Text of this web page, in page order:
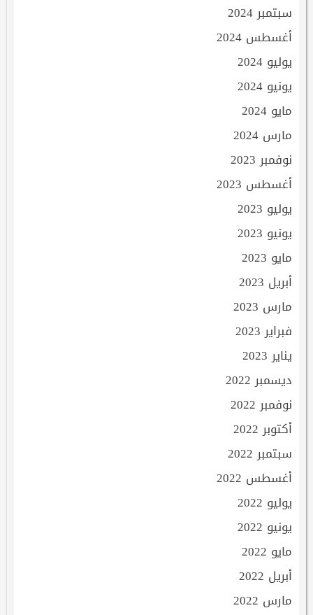
سبتمبر 2024
أغسطس 2024
يوليو 2024
يونيو 2024
مايو 2024
مارس 2024
نوفمبر 2023
أغسطس 2023
يوليو 2023
يونيو 2023
مايو 2023
أبريل 2023
مارس 2023
فبراير 2023
يناير 2023
ديسمبر 2022
نوفمبر 2022
أكتوبر 2022
سبتمبر 2022
أغسطس 2022
يوليو 2022
يونيو 2022
مايو 2022
أبريل 2022
مارس 2022